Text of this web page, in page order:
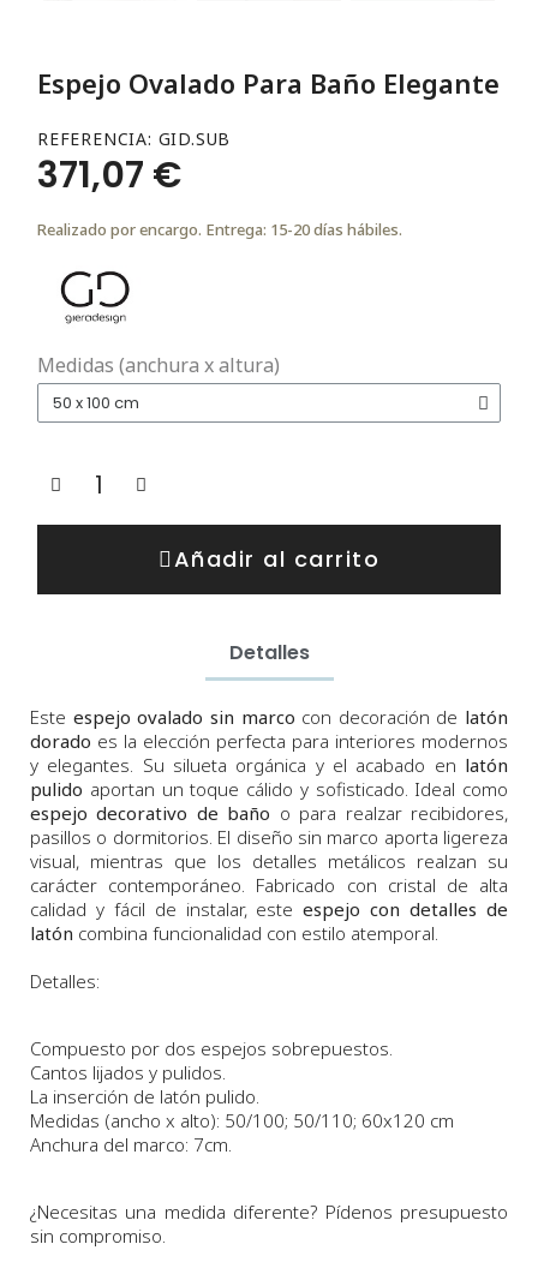
Espejo Ovalado Para Baño Elegante
REFERENCIA GID.SUB
371,07 €
Realizado por encargo. Entrega: 15-20 días hábiles.
Medidas (anchura x altura)
Añadir al carrito
Detalles
Este espejo ovalado sin marco con decoración de latón
dorado es la elección perfecta para interiores modernos
y elegantes. Su silueta orgánica y el acabado en latón
pulido aportan un toque cálido y sofisticado. Ideal como
espejo decorativo de baño o para realzar recibidores,
pasillos o dormitorios. El diseño sin marco aporta ligereza
visual, mientras que los detalles metálicos realzan su
carácter contemporáneo. Fabricado con cristal de alta
calidad y fácil de instalar, esteespejo con detalles de
latón combina funcionalidad con estilo atemporal.
Detalles:
Compuesto por dos espejos sobrepuestos.
Cantos lijados y pulidos.
La inserción de latón pulido.
Medidas (ancho x alto): 50/100; 50/110; 60x120 cm
Anchura del marco: 7cm.
¿Necesitas una medida diferente? Pídenos presupuesto
sin compromiso.